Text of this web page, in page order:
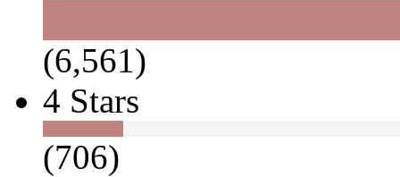
(6,561)
4 Stars
(706)